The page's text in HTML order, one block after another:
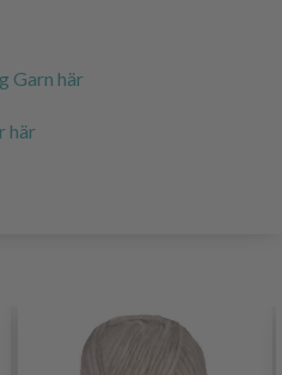
Garn här
här